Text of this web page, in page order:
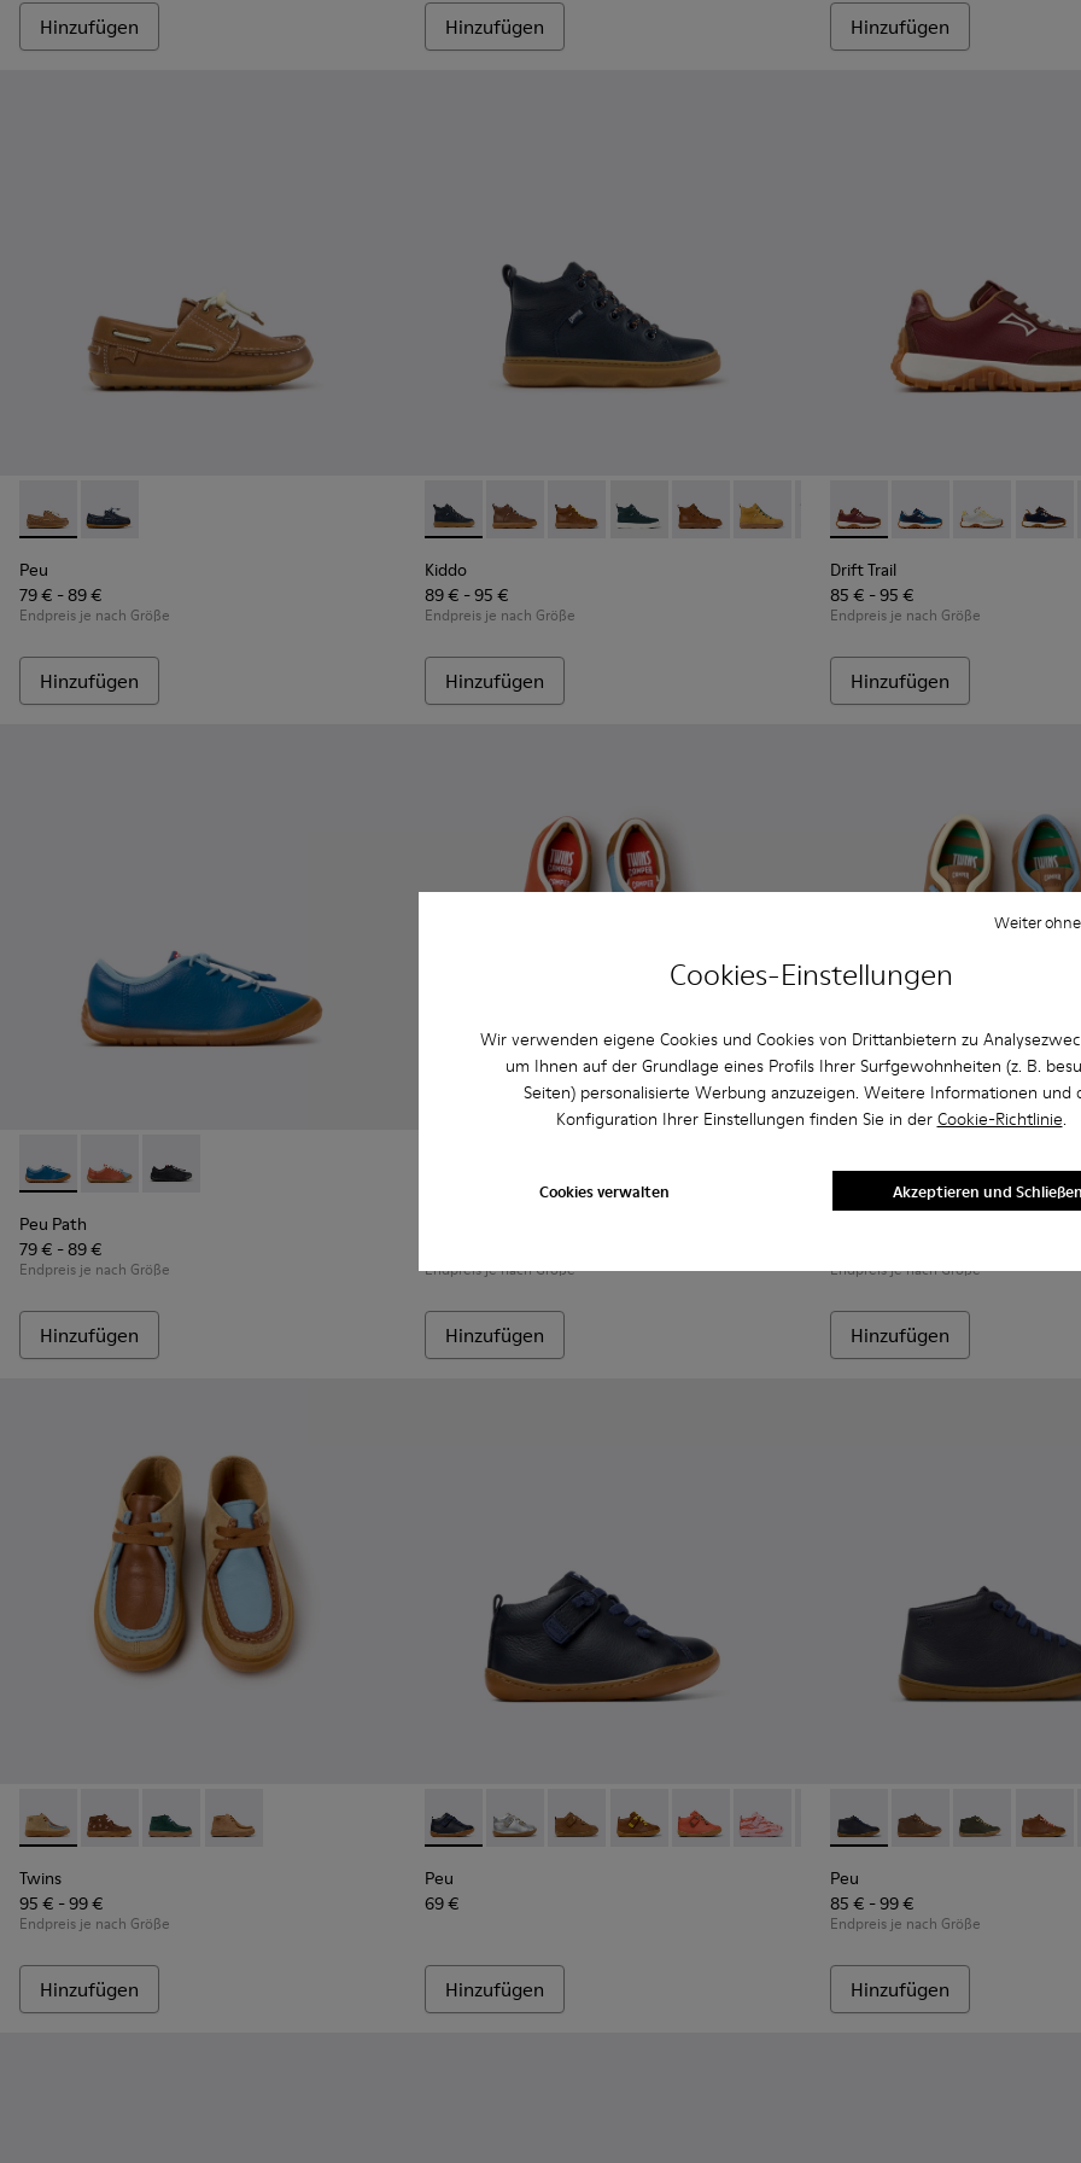
Cookies-Einstellungen
Wir verwenden eigene Cookies und Cookies von Drittanbietern zu
um Ihnen auf der Grundlage eines Profils Ihrer Surfgewohnheiten (z. B.
Seiten) personalisierte Werbung anzuzeigen. Weitere Informationen und
Konfiguration Ihrer Einstellungen finden Sie in der Cookie-Richtlinie.
Cookies verwalten
Weiter
Akzeptieren und Schließen
Hinzufügen Hinzufügen Hinzufügen
Peu - K800689-004 - Braune Bootsschuhe aus Leder für Kinder.
Peu - K800689-002 - Blaue Bootsschuhe aus Leder für Kinder.
Peu
79 € - 89 €
Endpreis je nach Größe
Hinzufügen
Kiddo - K900189-026 - Blaue Lederstiefeletten für Kinder.
Kiddo - K900189-028 - Braune Lederstiefeletten für Kinder.
Kiddo - K900189-025
Kiddo - K900189-021
Kiddo - K900189-020
Kiddo - K900189-018
Kiddo - K900189-016
Kiddo - K900189-013
Kiddo - K900189-
Kiddo -
Kiddo
89 € - 95 €
Endpreis je nach Größe
Hinzufügen
Drift Trail - K800548-031 -
Drift Trail -Drift Trail -
Drift
Drift Trail
85 € - 95 €
Endpreis je nach Größe
Hinzufügen
Peu Path - K800707-002 - Blaue Sneaker aus Leder für Kinder.
Peu Path - K800707-008 - Mehrfarbige Ledersneaker für Kinder.
Peu Path - K800707-007 - Schwarze Ledersneaker für Kinder.
Peu Path
79 € - 89 €
Endpreis je nach Größe
Hinzufügen
Twins - K800707-008 - Mehrfarbige Ledersneaker für Kinder.
Twins - K800707-007 - Schwarze Ledersneaker für Kinder.
Twins - K800707-002 - Blaue Sneaker aus Leder für Kinder.
Endpreis je nach Größe
Hinzufügen
Twins - K800663-007 -
Twins - K800663-004
Twins -Twins -
Endpreis je nach Größe
Hinzufügen
Twins - K900398-004 - Braune Stiefeletten aus Wildleder und Leder für Kinder.
Twins - K900398-005
Twins - K900398-002
Twins - K900398-001
Twins
95 € - 99 €
Endpreis je nach Größe
Hinzufügen
Peu - 80153-082 - Blaue Lederstiefeletten für Kinder.
Peu - 80153-120
Peu - 80153-119 - Braune Lederstiefeletten für Kinder.
Peu - 80153-116
Peu - 80153-115Peu - 80153-113Peu - 80153-108
Peu - 80153-107
Peu - 80153-105
Peu - Peu
Peu
69 €
Hinzufügen
Peu - 90019-096 - Blaue
Peu - 90019-131
Peu - 90019-
Peu -
Peu
85 € - 99 €
Endpreis je nach Größe
Hinzufügen